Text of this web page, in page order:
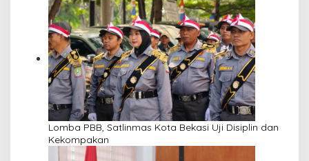
Lomba PBB, Satlinmas Kota Bekasi Uji Disiplin dan
Kekompakan